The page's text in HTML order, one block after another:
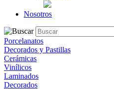
Nosotros
Porcelanatos
Decorados y Pastillas
Cerámicas
Vinílicos
Laminados
Decorados